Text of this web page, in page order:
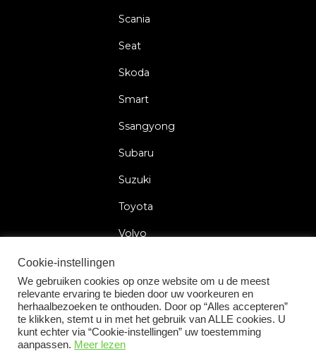
Scania
Seat
Skoda
Smart
Ssangyong
Subaru
Suzuki
Toyota
Volvo
2026 © Car Lock Systems
Cookie-instellingen
We gebruiken cookies op onze website om u de meest
relevante ervaring te bieden door uw voorkeuren en
herhaalbezoeken te onthouden. Door op “Alles accepteren”
te klikken, stemt u in met het gebruik van ALLE cookies. U
kunt echter via “Cookie-instellingen” uw toestemming
aanpassen. Meer lezen